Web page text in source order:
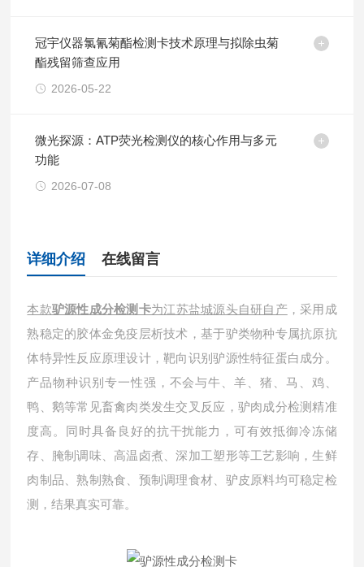
冠宇仪器氯氰菊酯检测卡技术原理与拟除虫菊
酯残留筛查应用
2026-05-22
微光探源：ATP荧光检测仪的核心作用与多元
功能
2026-07-08
详细介绍 在线留言
本款驴源性成分检测卡为江苏盐城源头自研自产，采用成
熟稳定的胶体金免疫层析技术，基于驴类物种专属抗原抗
体特异性反应原理设计，靶向识别驴源性特征蛋白成分。
产品物种识别专一性强，不会与牛、羊、猪、马、鸡、
鸭、鹅等常见畜禽肉类发生交叉反应，驴肉成分检测精准
度高。同时具备良好的抗干扰能力，可有效抵御冷冻储
存、腌制调味、高温卤煮、深加工塑形等工艺影响，生鲜
肉制品、熟制熟食、预制调理食材、驴皮原料均可稳定检
测，结果真实可靠。